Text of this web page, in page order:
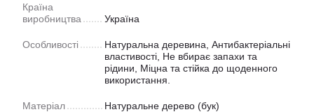
Країна
виробництва
Україна
Особливості
Натуральна деревина, Антибактеріальні
властивості, Не вбирає запахи та
рідини, Міцна та стійка до щоденного
використання.
Матеріал Натуральне дерево (бук)